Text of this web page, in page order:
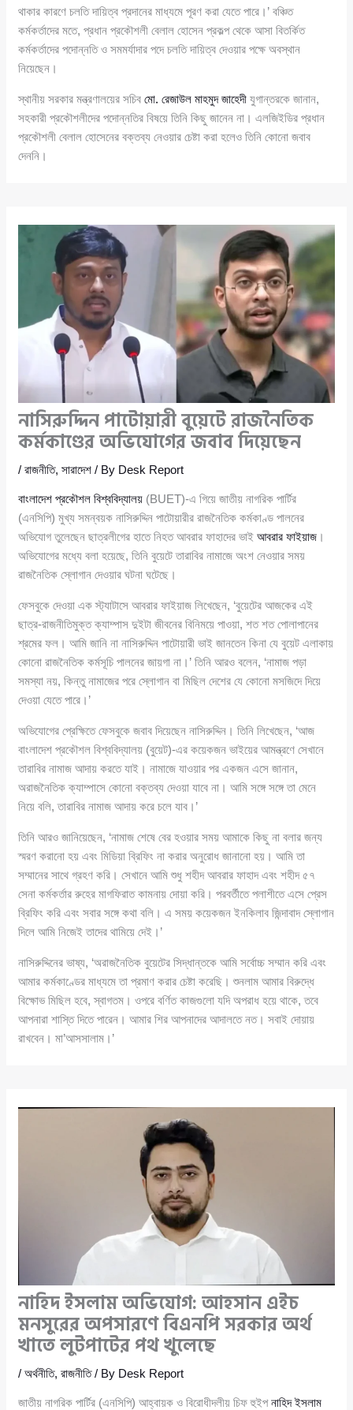
থাকার কারণে চলতি দায়িত্ব প্রদানের মাধ্যমে পূরণ করা যেতে পারে।’ বঞ্চিত
কর্মকর্তাদের মতে, প্রধান প্রকৌশলী বেলাল হোসেন প্রকল্প থেকে আসা বিতর্কিত
কর্মকর্তাদের পদোন্নতি ও সমমর্যাদার পদে চলতি দায়িত্ব দেওয়ার পক্ষে অবস্থান
নিয়েছেন।
স্থানীয় সরকার মন্ত্রণালয়ের সচিবমো. রেজাউল মাহমুদ জাহেদী যুগান্তরকে জানান,
সহকারী প্রকৌশলীদের পদোন্নতির বিষয়ে তিনি কিছু জানেন না। এলজিইডির প্রধান
প্রকৌশলী বেলাল হোসেনের বক্তব্য নেওয়ার চেষ্টা করা হলেও তিনি কোনো জবাব
দেননি।
নাসিরুদ্দিন পাটোয়ারী বুয়েটে রাজনৈতিক
কর্মকাণ্ডের অভিযোগের জবাব দিয়েছেন
/রাজনীতি,সারাদেশ / By Desk Report
বাংলাদেশ প্রকৌশল বিশ্ববিদ্যালয় (BUET)-এ গিয়ে জাতীয় নাগরিক পার্টির
(এনসিপি) মুখ্য সমন্বয়ক নাসিরুদ্দিন পাটোয়ারীর রাজনৈতিক কর্মকাণ্ড পালনের
অভিযোগ তুলেছেন ছাত্রলীগের হাতে নিহত আবরার ফাহাদের ভাইআবরার ফাইয়াজ ।
অভিযোগের মধ্যে বলা হয়েছে, তিনি বুয়েটে তারাবির নামাজে অংশ নেওয়ার সময়
রাজনৈতিক স্লোগান দেওয়ার ঘটনা ঘটেছে।
ফেসবুকে দেওয়া এক স্ট্যাটাসে আবরার ফাইয়াজ লিখেছেন, ‘বুয়েটের আজকের এই
ছাত্র-রাজনীতিমুক্ত ক্যাম্পাস দুইটা জীবনের বিনিময়ে পাওয়া, শত শত পোলাপানের
শ্রমের ফল। আমি জানি না নাসিরুদ্দিন পাটোয়ারী ভাই জানতেন কিনা যে বুয়েট এলাকায়
কোনো রাজনৈতিক কর্মসূচি পালনের জায়গা না।’ তিনি আরও বলেন, ‘নামাজ পড়া
সমস্যা নয়, কিন্তু নামাজের পরে স্লোগান বা মিছিল দেশের যে কোনো মসজিদে দিয়ে
দেওয়া যেতে পারে।’
অভিযোগের প্রেক্ষিতে ফেসবুকে জবাব দিয়েছেন নাসিরুদ্দিন। তিনি লিখেছেন, ‘আজ
বাংলাদেশ প্রকৌশল বিশ্ববিদ্যালয় (বুয়েট)-এর কয়েকজন ভাইয়ের আমন্ত্রণে সেখানে
তারাবির নামাজ আদায় করতে যাই। নামাজে যাওয়ার পর একজন এসে জানান,
অরাজনৈতিক ক্যাম্পাসে কোনো বক্তব্য দেওয়া যাবে না। আমি সঙ্গে সঙ্গে তা মেনে
নিয়ে বলি, তারাবির নামাজ আদায় করে চলে যাব।’
তিনি আরও জানিয়েছেন, ‘নামাজ শেষে বের হওয়ার সময় আমাকে কিছু না বলার জন্য
স্মরণ করানো হয় এবং মিডিয়া ব্রিফিং না করার অনুরোধ জানানো হয়। আমি তা
সম্মানের সাথে গ্রহণ করি। সেখানে আমি শুধু শহীদ আবরার ফাহাদ এবং শহীদ ৫৭
সেনা কর্মকর্তার রুহের মাগফিরাত কামনায় দোয়া করি। পরবর্তীতে পলাশীতে এসে প্রেস
ব্রিফিং করি এবং সবার সঙ্গে কথা বলি। এ সময় কয়েকজন ইনকিলাব জিন্দাবাদ স্লোগান
দিলে আমি নিজেই তাদের থামিয়ে দেই।’
নাসিরুদ্দিনের ভাষ্য, ‘অরাজনৈতিক বুয়েটের সিদ্ধান্তকে আমি সর্বোচ্চ সম্মান করি এবং
আমার কর্মকাণ্ডের মাধ্যমে তা প্রমাণ করার চেষ্টা করেছি। শুনলাম আমার বিরুদ্ধে
বিক্ষোভ মিছিল হবে, স্বাগতম। ওপরে বর্ণিত কাজগুলো যদি অপরাধ হয়ে থাকে, তবে
আপনারা শাস্তি দিতে পারেন। আমার শির আপনাদের আদালতে নত। সবাই দোয়ায়
রাখবেন। মা’আসসালাম।’
নাহিদ ইসলাম অভিযোগ: আহসান এইচ
মনসুরের অপসারণে বিএনপি সরকার অর্থ
খাতে লুটপাটের পথ খুলেছে
/অর্থনীতি,রাজনীতি/ By Desk Report
জাতীয় নাগরিক পার্টির (এনসিপি) আহ্বায়ক ও বিরোধীদলীয় চিফ হুইপনাহিদ ইসলাম